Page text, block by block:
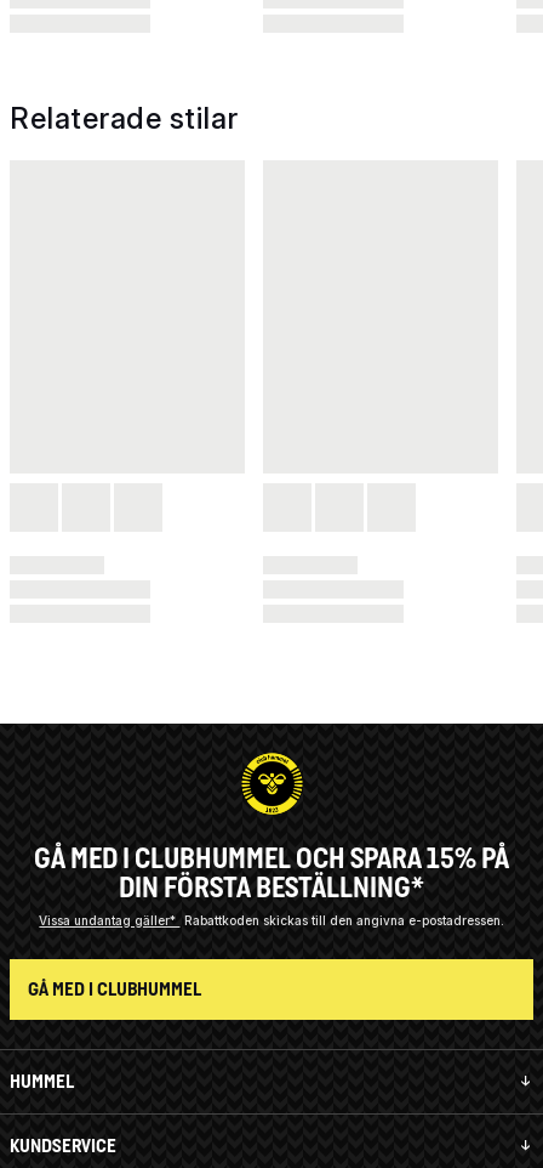
Relaterade stilar
HUMMEL
KUNDSERVICE
GÅ MED I CLUBHUMMEL OCH SPARA 15% PÅ
DIN FÖRSTA BESTÄLLNING*
Vissa undantag gäller* Rabattkoden skickas till den angivna e-postadressen.
GÅ MED I CLUBHUMMEL